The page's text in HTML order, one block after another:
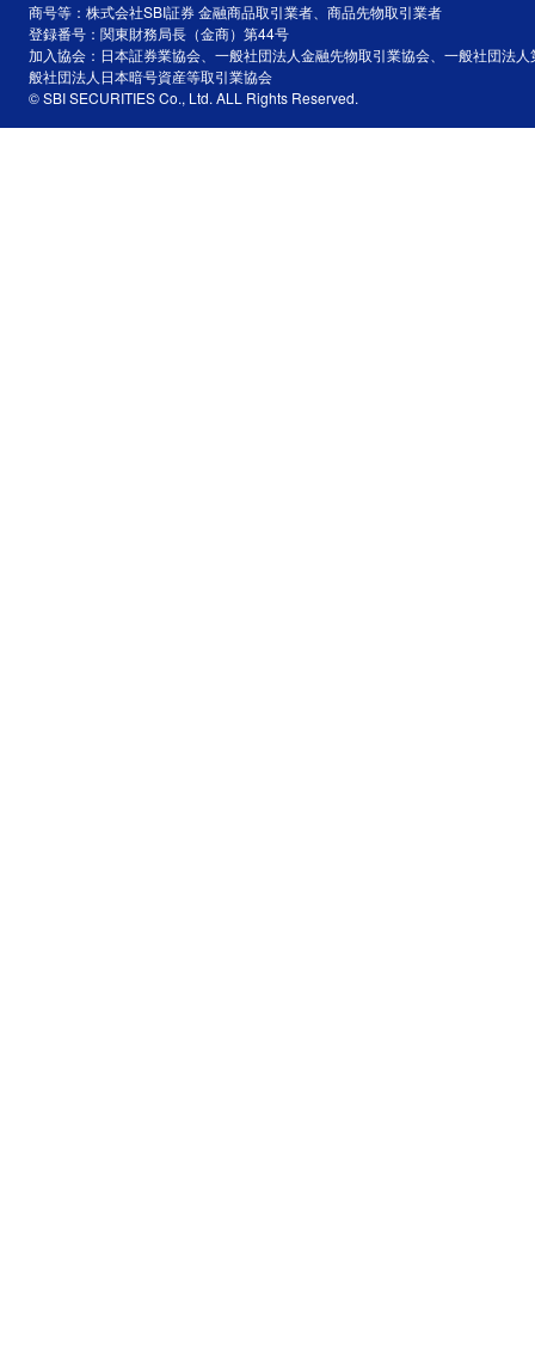
商号等：株式会社SBI証券 金融商品取引業者、商品先物取引業者
登録番号：関東財務局長（金商）第44号
加入協会：日本証券業協会、一般社団法人金融先物取引業協会、一般社団法
般社団法人日本暗号資産等取引業協会
© SBI SECURITIES Co., Ltd. ALL Rights Reserved.